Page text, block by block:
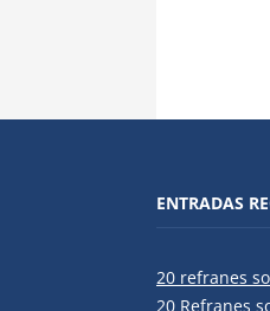
ENTRADAS
20 refranes
20 Refranes